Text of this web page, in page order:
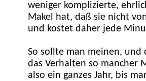
weniger komplizierte,
Makel hat, daß sie nicht
und kostet daher jede
So sollte man meinen,
das Verhalten so mancher
also ein ganzes Jahr, bis